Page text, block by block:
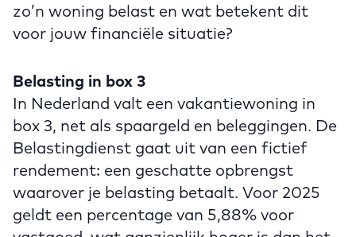
zo’n woning belast en wat betekent dit
voor jouw financiële situatie?
Belasting in box 3
In Nederland valt een vakantiewoning in
box 3, net als spaargeld en beleggingen. De
Belastingdienst gaat uit van een fictief
rendement: een geschatte opbrengst
waarover je belasting betaalt. Voor 2025
geldt een percentage van 5,88% voor